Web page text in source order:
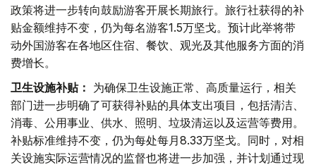
政策将进一步转向鼓励游客开展长期旅行。旅行社获得的补
贴金额维持不变，仍为每名游客1.5万坚戈。预计此举将带
动外国游客在各地区住宿、餐饮、观光及其他服务方面的消
费增长。
卫生设施补贴： 为确保卫生设施正常、高质量运行，相关
部门进一步明确了可获得补贴的具体支出项目，包括清洁、
消毒、公用事业、供水、照明、垃圾清运以及运营等费用。
补贴标准维持不变，仍为每处每月8.33万坚戈。同时，对相
关设施实际运营情况的监督也将进一步加强，并计划通过现